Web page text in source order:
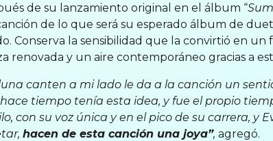
de su lanzamiento original en el álbum “
de lo que será su esperado álbum de
Conserva la sensibilidad que la convirtió en un
renovada y un aire contemporáneo gracias a
canten a mi lado le da a la canción un
hace tiempo tenía esta idea, y fue el propio
con su voz única y en el pico de su carrera, y
hacen de esta canción una joya”, agregó.